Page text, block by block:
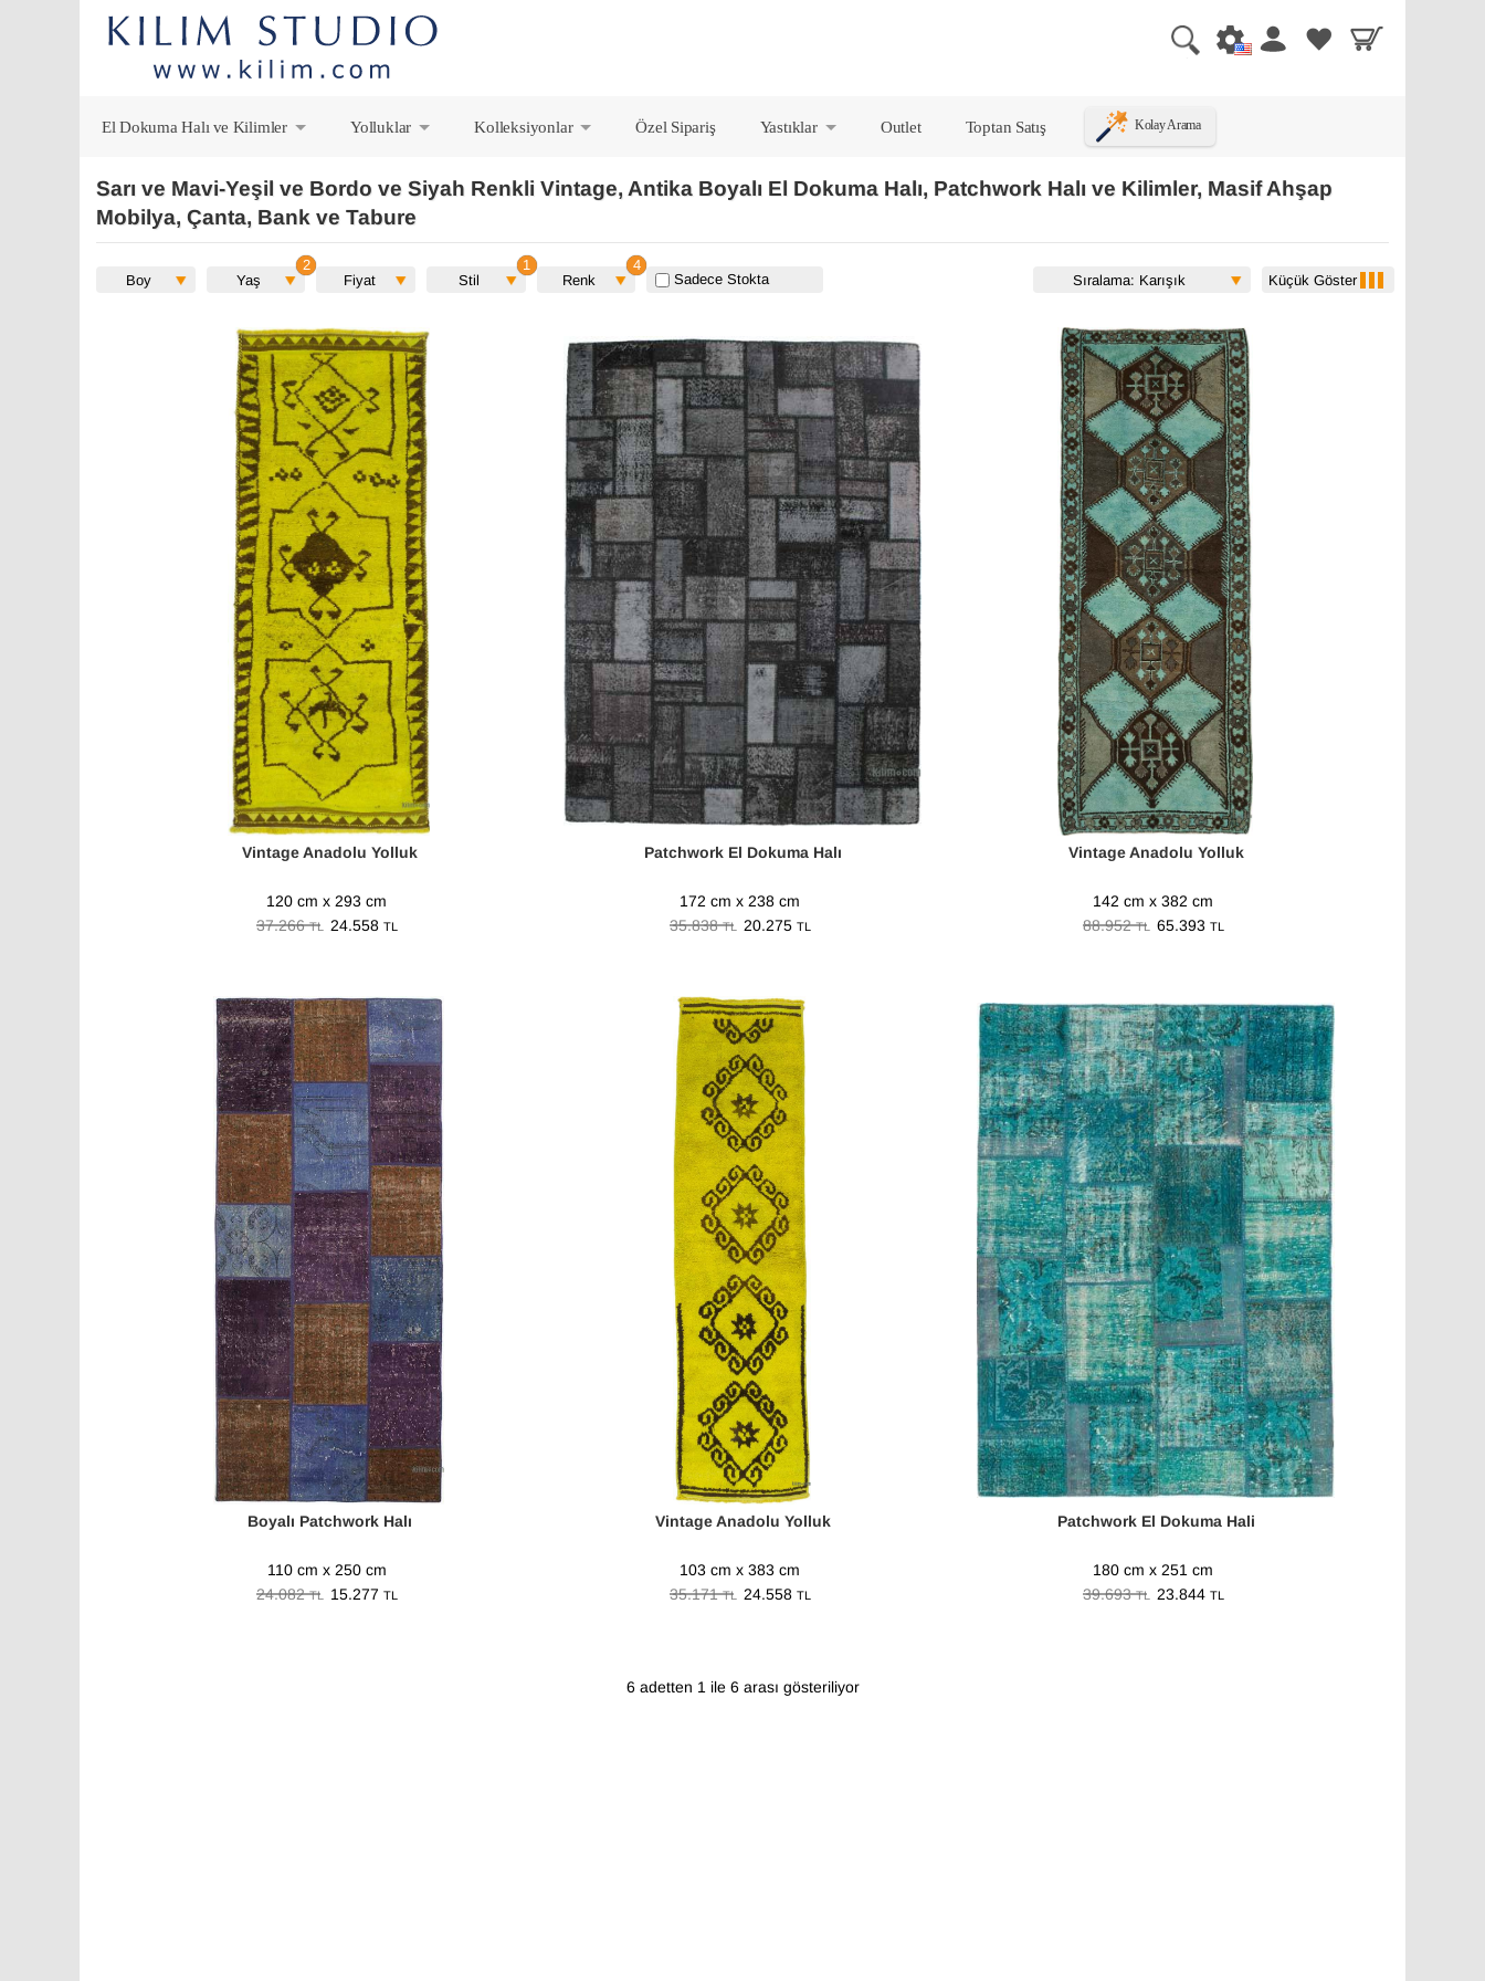
El Dokuma Halı ve Kilimler
Yolluklar
Kolleksiyonlar
Özel Sipariş
Yastıklar Outlet Toptan Satış Kolay Arama
Sarı ve Mavi-Yeşil ve Bordo ve Siyah Renkli Vintage, Antika Boyalı El Dokuma Halı, Patchwork Halı ve Kilimler, Masif Ahşap
Mobilya, Çanta, Bank ve Tabure
Boy Yaş Fiyat Stil Renk Sadece Stokta Sıralama: Karışık Küçük Göster
Vintage Anadolu Yolluk
120 cm x 293 cm
37.266TL 24.558 TL
Patchwork El Dokuma Halı
172 cm x 238 cm
35.838TL 20.275 TL
Vintage Anadolu Yolluk
142 cm x 382 cm
88.952TL 65.393 TL
Boyalı Patchwork Halı
110 cm x 250 cm
24.082TL 15.277 TL
Vintage Anadolu Yolluk
103 cm x 383 cm
35.171TL 24.558 TL
Patchwork El Dokuma Hali
180 cm x 251 cm
39.693TL 23.844 TL
6 adetten 1 ile 6 arası gösteriliyor